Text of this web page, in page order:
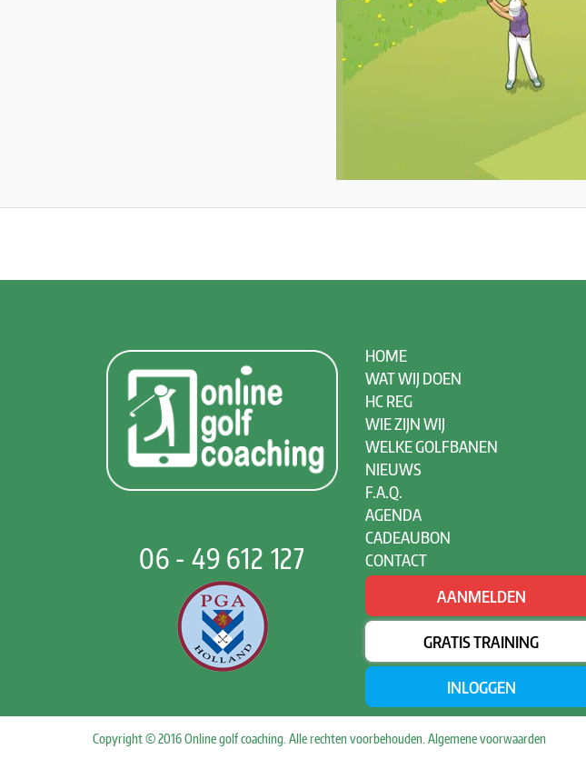
06 - 49 612 127
HOME
WAT WIJ DOEN
HC REG
WIE ZIJN WIJ
WELKE GOLFBANEN
NIEUWS
F.A.Q.
AGENDA
CADEAUBON
CONTACT
AANMELDEN
GRATIS TRAINING
INLOGGEN
Copyright © 2016 Online golf coaching. Alle rechten voorbehouden. Algemene voorwaarden